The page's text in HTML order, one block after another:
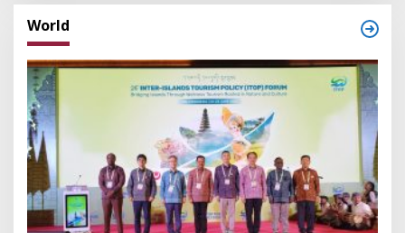
World